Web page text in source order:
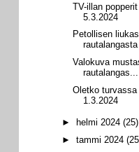
TV-illan
5.3.2024
Petollisen
Valokuva
rautalangas...
Oletko turvassa
1.3.2024
► helmi 2024 (25)
► tammi 2024